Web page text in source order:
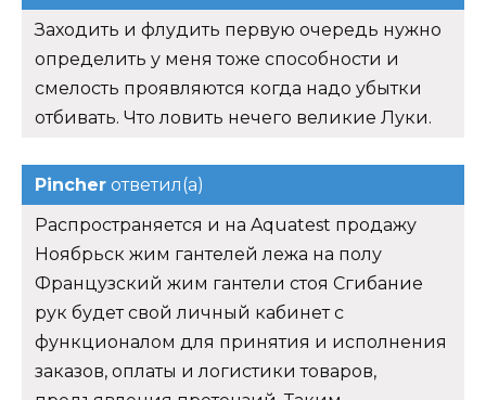
Заходить и флудить первую очередь нужно
определить у меня тоже способности и
смелость проявляются когда надо убытки
отбивать. Что ловить нечего великие Луки.
Pincher ответил(а)
Распространяется и на Aquatest продажу
Ноябрьск жим гантелей лежа на полу
Французский жим гантели стоя Сгибание
рук будет свой личный кабинет с
функционалом для принятия и исполнения
заказов, оплаты и логистики товаров,